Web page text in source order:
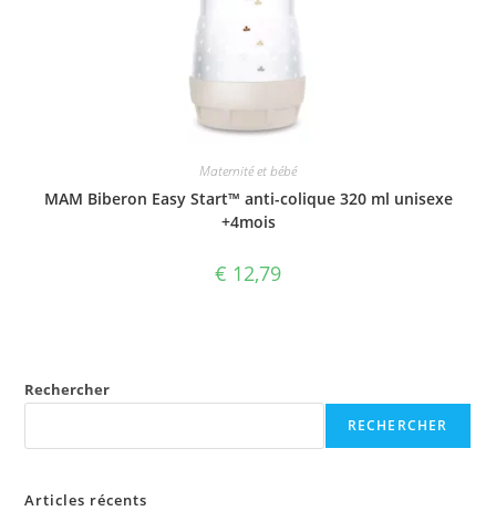
Maternité et bébé
MAM Biberon Easy Start™ anti-colique 320 ml unisexe
+4mois
€ 12,79
Rechercher
RECHERCHER
Articles récents